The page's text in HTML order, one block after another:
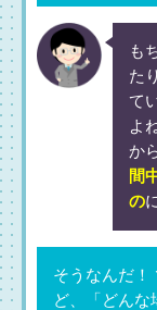
も
た
て
よ
か
間
の
そうなんだ！
ど、「どんな